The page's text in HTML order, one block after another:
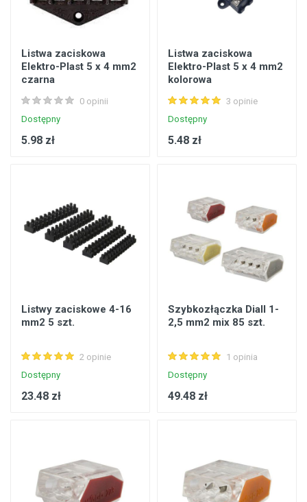
Listwa zaciskowa
Elektro-Plast 5 x 4 mm2
czarna
0 opinii
Dostępny
5.98 zł
Listwa zaciskowa
Elektro-Plast 5 x 4 mm2
kolorowa
3 opinie
Dostępny
5.48 zł
Listwy zaciskowe 4-16
mm2 5 szt.
2 opinie
Dostępny
23.48 zł
Szybkozłączka Diall 1-
2,5 mm2 mix 85 szt.
1 opinia
Dostępny
49.48 zł